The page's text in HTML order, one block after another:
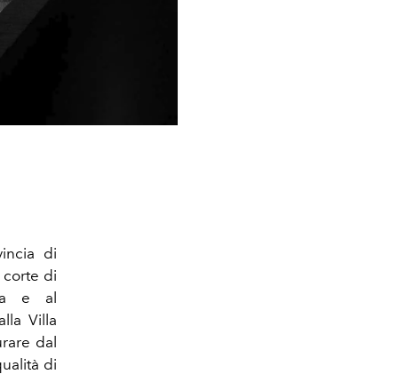
di
corte di
e al
Villa
dal
di